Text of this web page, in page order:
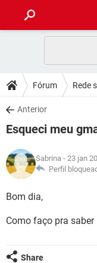
CELULAR
OUTLOOK
INSTAGRAM
GUIA DE COMPRAS
DICAS
JOGOS
INSTAGRAM
GUIA DE COMPRAS
DOWNLOADS
JOGOS
CELULAR
OUTLOOK
INSTAGRAM
FÓRUM
JOGOS
CELULAR
OUTLOOK
INSTAGRAM
GLOSSÁRIO
JOGOS
INSTAGRAM
Fórum Rede
Anterior
Esqueci meu
Sabrina - 23 jan
Perfil
Bom dia,
Como faço pra
Share